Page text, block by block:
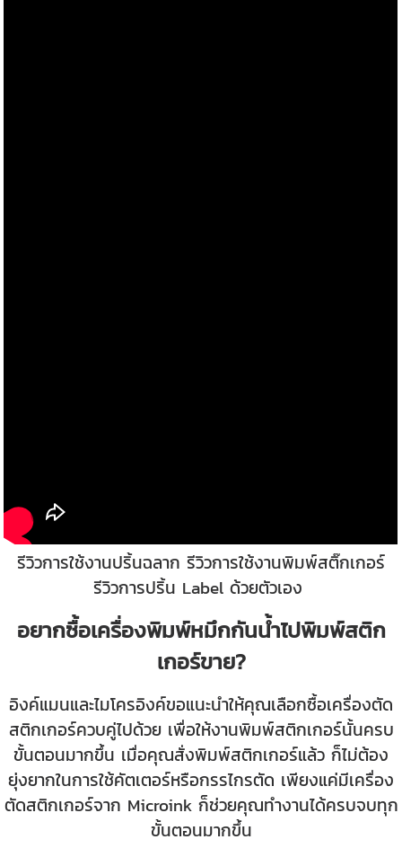
รีวิวการใช้งานปริ้นฉลาก รีวิวการใช้งานพิมพ์สติ๊กเกอร์
รีวิวการปริ้น Label ด้วยตัวเอง
อยากซื้อเครื่องพิมพ์หมึกกันน้ำไปพิมพ์สติก
เกอร์ขาย?
อิงค์แมนและไมโครอิงค์ขอแนะนำให้คุณเลือกซื้อเครื่องตัด
สติกเกอร์ควบคู่ไปด้วย เพื่อให้งานพิมพ์สติกเกอร์นั้นครบ
ขั้นตอนมากขึ้น เมื่อคุณสั่งพิมพ์สติกเกอร์แล้ว ก็ไม่ต้อง
ยุ่งยากในการใช้คัตเตอร์หรือกรรไกรตัด เพียงแค่มีเครื่อง
ตัดสติกเกอร์จาก Microink ก็ช่วยคุณทำงานได้ครบจบทุก
ขั้นตอนมากขึ้น